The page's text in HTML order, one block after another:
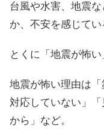
台風や水害、地震
か、不安を感じてい
とくに「地震が怖
地震が怖い理由は
対応していない」
から」など。